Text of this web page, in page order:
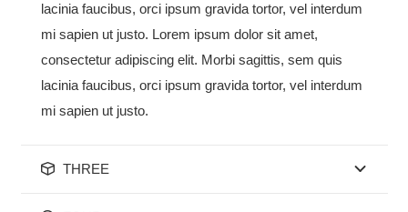
lacinia faucibus, orci ipsum gravida tortor, vel interdum
mi sapien ut justo. Lorem ipsum dolor sit amet,
consectetur adipiscing elit. Morbi sagittis, sem quis
lacinia faucibus, orci ipsum gravida tortor, vel interdum
mi sapien ut justo.
THREE